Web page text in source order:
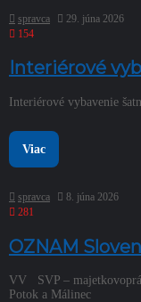
spravca
29. júna 2026
154
Interiérové
Interiérové vybavenie
Viac
spravca
8. júna 2026
281
OZNAM
VV SVP –
Potok a Málinec